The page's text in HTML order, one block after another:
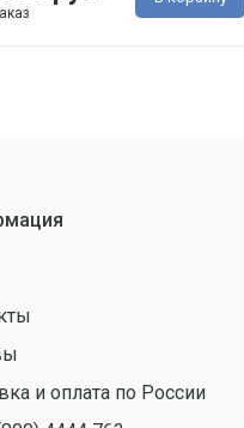
и оплата по России